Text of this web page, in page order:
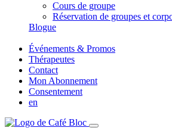
Cours de groupe
Réservation de groupes et
Blogue
Événements & Promos
Thérapeutes
Contact
Mon Abonnement
Consentement
en